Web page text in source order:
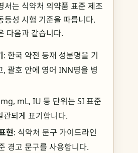
서는 식약처 의약품 표준 제조
등성 시험 기준을 따릅니다.
다음과 같습니다.
: 한국 약전 등재 성분명을 기
, 괄호 안에 영어 INN명을 병
mL, IU 등 단위는 SI 표준
관되게 표기합니다.
현: 식약처 문구 가이드라인
경고 문구를 사용합니다.